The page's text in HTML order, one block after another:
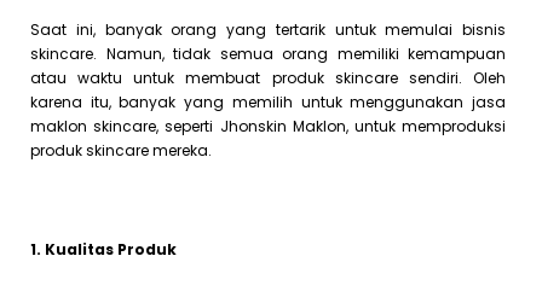
Saat ini, banyak orang yang tertarik untuk memulai bisnis
skincare. Namun, tidak semua orang memiliki kemampuan
atau waktu untuk membuat produk skincare sendiri. Oleh
karena itu, banyak yang memilih untuk menggunakan jasa
maklon skincare, seperti Jhonskin Maklon, untuk memproduksi
produk skincare mereka.
1. Kualitas Produk